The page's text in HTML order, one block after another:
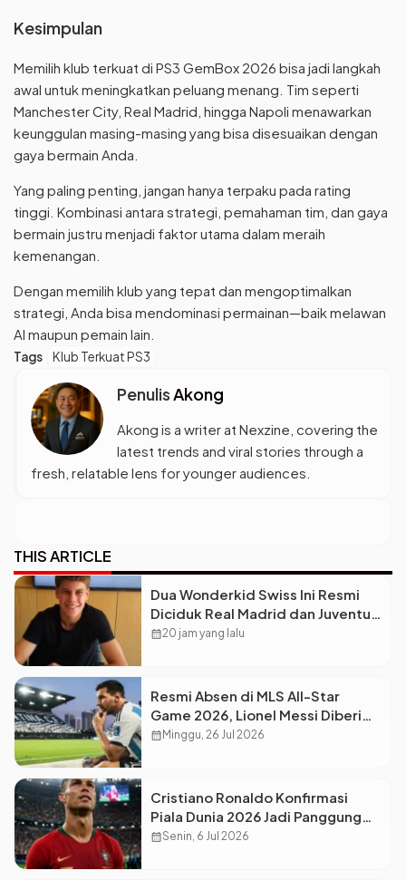
Kesimpulan
Memilih klub terkuat di PS3 GemBox 2026 bisa jadi langkah
awal untuk meningkatkan peluang menang. Tim seperti
Manchester City, Real Madrid, hingga Napoli menawarkan
keunggulan masing-masing yang bisa disesuaikan dengan
gaya bermain Anda.
Yang paling penting, jangan hanya terpaku pada rating
tinggi. Kombinasi antara strategi, pemahaman tim, dan gaya
bermain justru menjadi faktor utama dalam meraih
kemenangan.
Dengan memilih klub yang tepat dan mengoptimalkan
strategi, Anda bisa mendominasi permainan—baik melawan
AI maupun pemain lain.
Tags Klub Terkuat PS3
PenulisAkong
Akong is a writer at Nexzine, covering the
latest trends and viral stories through a
fresh, relatable lens for younger audiences.
THIS ARTICLE
Dua Wonderkid Swiss Ini Resmi
Diciduk Real Madrid dan Juventus,
Siap Jadi Bintang Baru Eropa
calendar_month20 jam yang lalu
Resmi Absen di MLS All-Star
Game 2026, Lionel Messi Diberi
Dispensasi Khusus Usai Final Piala
calendar_month Minggu, 26 Jul 2026
Cristiano Ronaldo Konfirmasi
Piala Dunia 2026 Jadi Panggung
Terakhirnya, Portugal Siap All-
calendar_monthSenin, 6 Jul 2026